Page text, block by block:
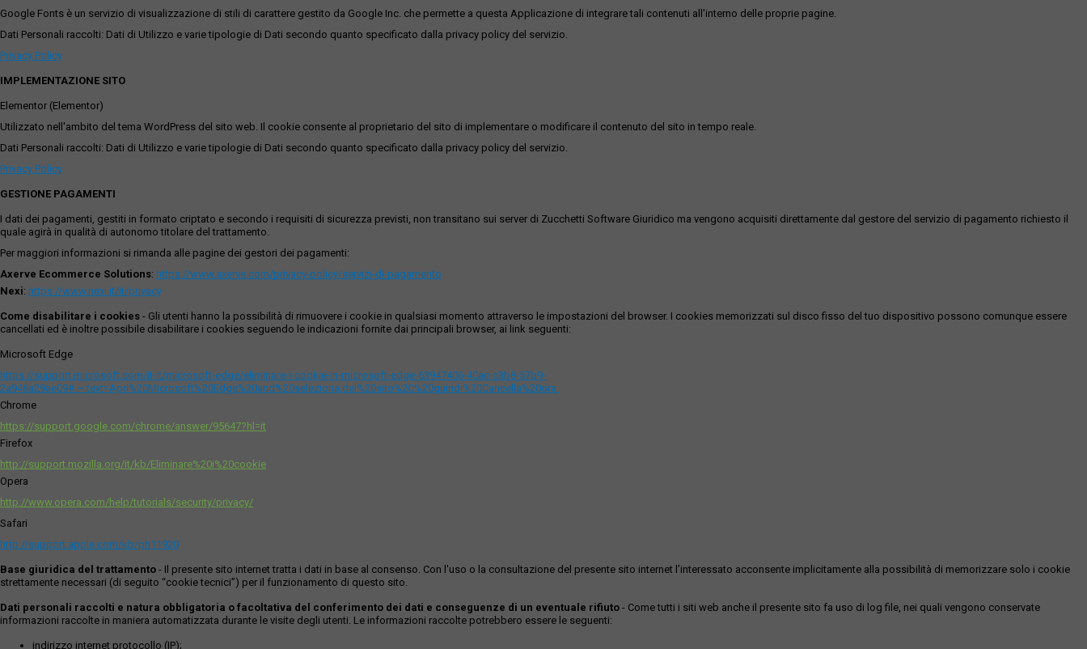
Google Fonts è un servizio di visualizzazione di stili di carattere gestito da Google Inc. che permette a questa Applicazione di integrare tali contenuti all'interno delle proprie pagine.
Dati Personali raccolti: Dati di Utilizzo e varie tipologie di Dati secondo quanto specificato dalla privacy policy del servizio.
Privacy Policy
IMPLEMENTAZIONE SITO
Elementor (Elementor)
Utilizzato nell'ambito del tema WordPress del sito web. Il cookie consente al proprietario del sito di implementare o modificare il contenuto del sito in tempo reale.
Dati Personali raccolti: Dati di Utilizzo e varie tipologie di Dati secondo quanto specificato dalla privacy policy del servizio.
Privacy Policy
GESTIONE PAGAMENTI
I dati dei pagamenti, gestiti in formato criptato e secondo i requisiti di sicurezza previsti, non transitano sui server di Zucchetti Software Giuridico ma vengono acquisiti direttamente dal gestore del servizio di pagamento richiesto il
quale agirà in qualità di autonomo titolare del trattamento.
Per maggiori informazioni si rimanda alle pagine dei gestori dei pagamenti:
Axerve Ecommerce Solutions: https://www.axerve.com/privacy-policy/servizi-di-pagamento
Nexi: https://www.nexi.it/it/privacy
Come disabilitare i cookies - Gli utenti hanno la possibilità di rimuovere i cookie in qualsiasi momento attraverso le impostazioni del browser. I cookies memorizzati sul disco fisso del tuo dispositivo possono comunque essere
cancellati ed è inoltre possibile disabilitare i cookies seguendo le indicazioni fornite dai principali browser, ai link seguenti:
Microsoft Edge
https://support.microsoft.com/it-it/microsoft-edge/eliminare-i-cookie-in-microsoft-edge-63947406-40ac-c3b8-57b9-
2a946a29ae09#:~:text=Apri%20Microsoft%20Edge%20and%20seleziona,del%20sito%2C%20quindi%20Cancella%20ora.
Chrome
https://support.google.com/chrome/answer/95647?hl=it
Firefox
http://support.mozilla.org/it/kb/Eliminare%20i%20cookie
Opera
http://www.opera.com/help/tutorials/security/privacy/
Safari
http://support.apple.com/kb/ph11920
Base giuridica del trattamento - Il presente sito internet tratta i dati in base al consenso. Con l'uso o la consultazione del presente sito internet l’interessato acconsente implicitamente alla possibilità di memorizzare solo i cookie
strettamente necessari (di seguito “cookie tecnici”) per il funzionamento di questo sito.
Dati personali raccolti e natura obbligatoria o facoltativa del conferimento dei dati e conseguenze di un eventuale rifiuto - Come tutti i siti web anche il presente sito fa uso di log file, nei quali vengono conservate
informazioni raccolte in maniera automatizzata durante le visite degli utenti. Le informazioni raccolte potrebbero essere le seguenti:
indirizzo internet protocollo (IP);